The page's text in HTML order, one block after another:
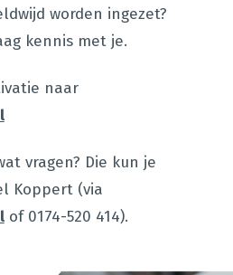
worden ingezet?
kennis met je.
naar
vragen? Die kun je
Koppert (via
of 0174-520 414).